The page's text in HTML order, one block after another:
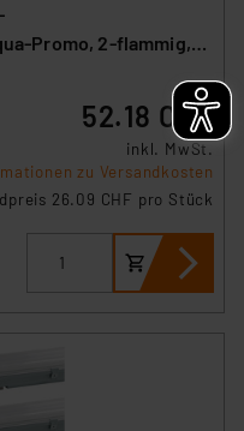
Promo, 2-flammig,
52.18 CHF
inkl. MwSt.
zu Versandkosten
26.09 CHF pro Stück